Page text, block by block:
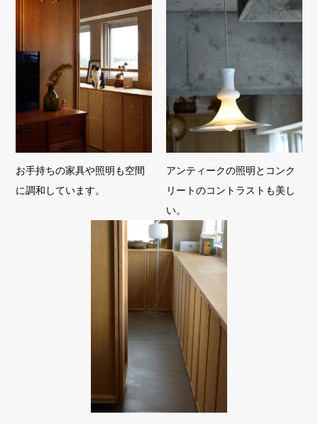
お手持ちの家具や照明も空間
に調和しています。
アンティークの照明とコンク
リートのコントラストも美し
い。